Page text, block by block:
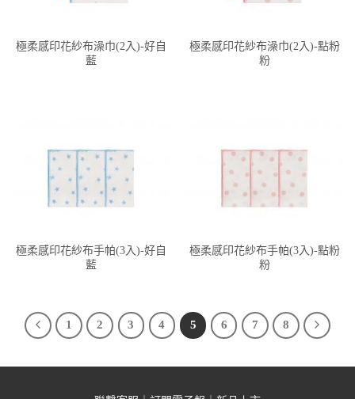
極柔感印花紗布澡巾(2入)-好自
藍
極柔感印花紗布澡巾(2入)-點粉
粉
極柔感印花紗布手帕(3入)-好自
藍
極柔感印花紗布手帕(3入)-點粉
粉
1 2 3 4 5 6 7 8